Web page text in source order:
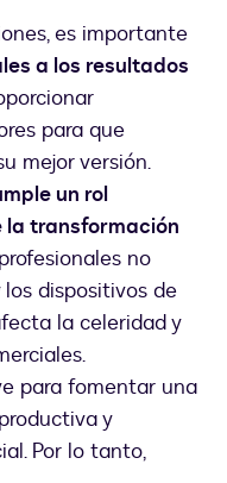
es importante
a los resultados
para que
mejor versión.
un rol
transformación
no
dispositivos de
la celeridad y
para fomentar una
y
Por lo tanto,